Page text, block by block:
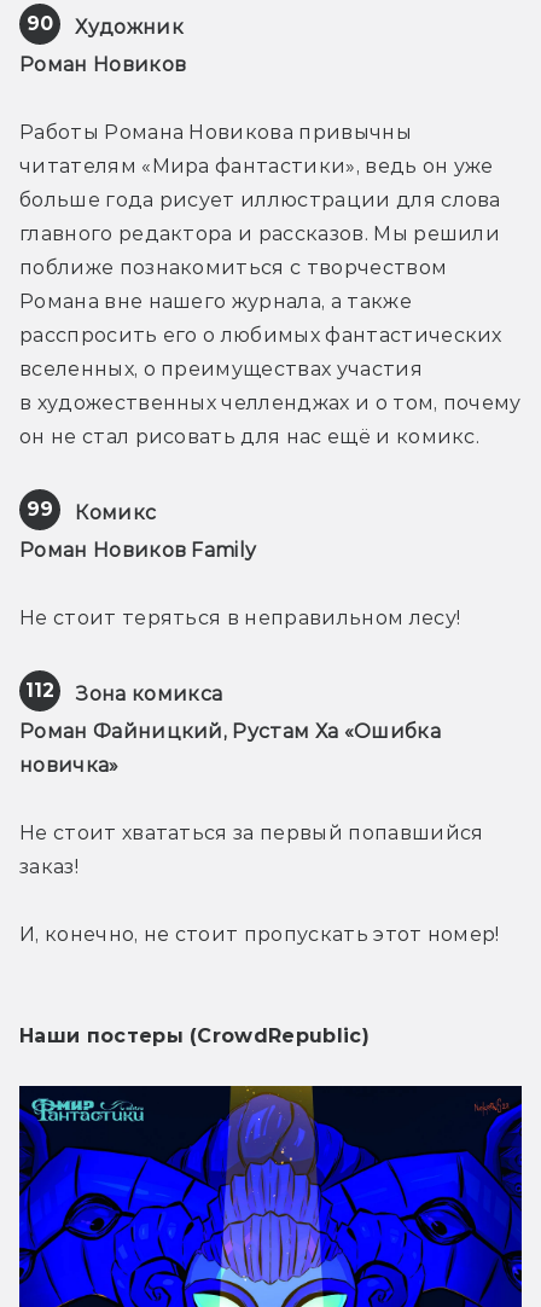
90
Художник
Роман Новиков
Работы Романа Новикова привычны
читателям «Мира фантастики», ведь он уже
больше года рисует иллюстрации для слова
главного редактора и рассказов. Мы решили
поближе познакомиться с творчеством
Романа вне нашего журнала, а также
расспросить его о любимых фантастических
вселенных, о преимуществах участия
в художественных челленджах и о том, почему
он не стал рисовать для нас ещё и комикс.
99
Комикс
Роман Новиков Family
Не стоит теряться в неправильном лесу!
112
Зона комикса
Роман Файницкий, Рустам Ха «Ошибка
новичка»
Не стоит хвататься за первый попавшийся
заказ!
И, конечно, не стоит пропускать этот номер!
Наши постеры (CrowdRepublic)